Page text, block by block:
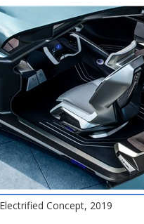
Concept, 2019